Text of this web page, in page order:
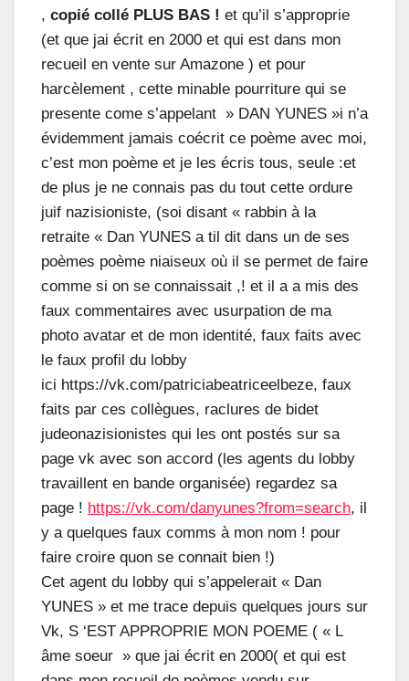
, copié collé PLUS BAS ! et qu’il s’approprie
(et que jai écrit en 2000 et qui est dans mon
recueil en vente sur Amazone ) et pour
harcèlement , cette minable pourriture qui se
presente come s’appelant » DAN YUNES »i n’a
évidemment jamais coécrit ce poème avec moi,
c’est mon poème et je les écris tous, seule :et
de plus je ne connais pas du tout cette ordure
juif nazisioniste, (soi disant « rabbin à la
retraite « Dan YUNES a til dit dans un de ses
poèmes poème niaiseux où il se permet de faire
comme si on se connaissait ,! et il a a mis des
faux commentaires avec usurpation de ma
photo avatar et de mon identité, faux faits avec
le faux profil du lobby
ici https://vk.com/patriciabeatriceelbeze, faux
faits par ces collègues, raclures de bidet
judeonazisionistes qui les ont postés sur sa
page vk avec son accord (les agents du lobby
travaillent en bande organisée) regardez sa
page ! https://vk.com/danyunes?from=search, il
y a quelques faux comms à mon nom ! pour
faire croire quon se connait bien !)
Cet agent du lobby qui s’appelerait « Dan
YUNES » et me trace depuis quelques jours sur
Vk, S ‘EST APPROPRIE MON POEME ( « L
âme soeur » que jai écrit en 2000( et qui est